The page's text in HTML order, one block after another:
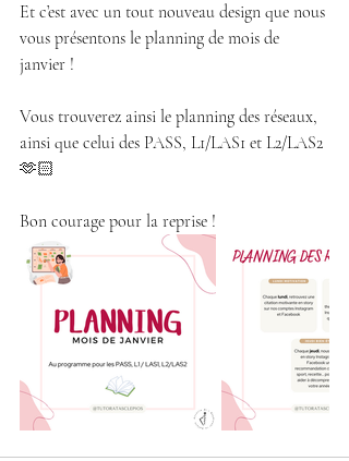
Et c’est avec un tout nouveau design que nous
vous présentons le planning de mois de
janvier !
Vous trouverez ainsi le planning des réseaux,
ainsi que celui des PASS, L1/LAS1 et L2/LAS2
🫶🏻
Bon courage pour la reprise !